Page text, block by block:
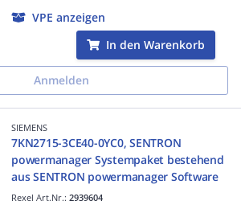
VPE anzeigen
In den Warenkorb
Anmelden
SIEMENS
7KN2715-3CE40-0YC0, SENTRON
powermanager Systempaket bestehend
aus SENTRON powermanager Software
Rexel Art.Nr.: 2939604